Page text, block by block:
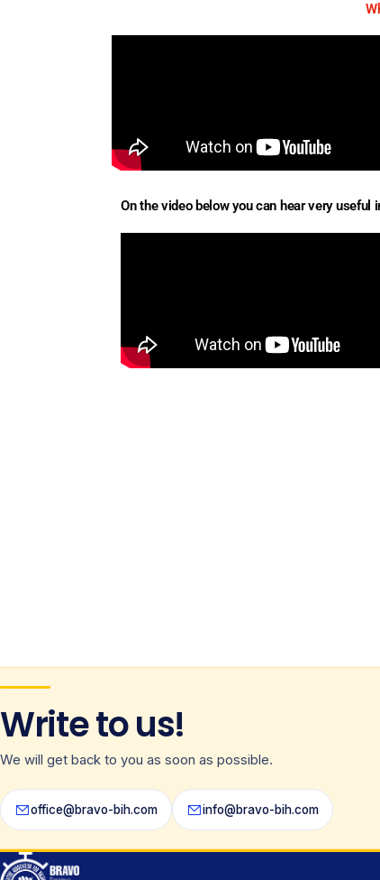
On the video below you can hear very
Write to us!
We will get back to you as soon as possible.
office@bravo-bih.com info@bravo-bih.com